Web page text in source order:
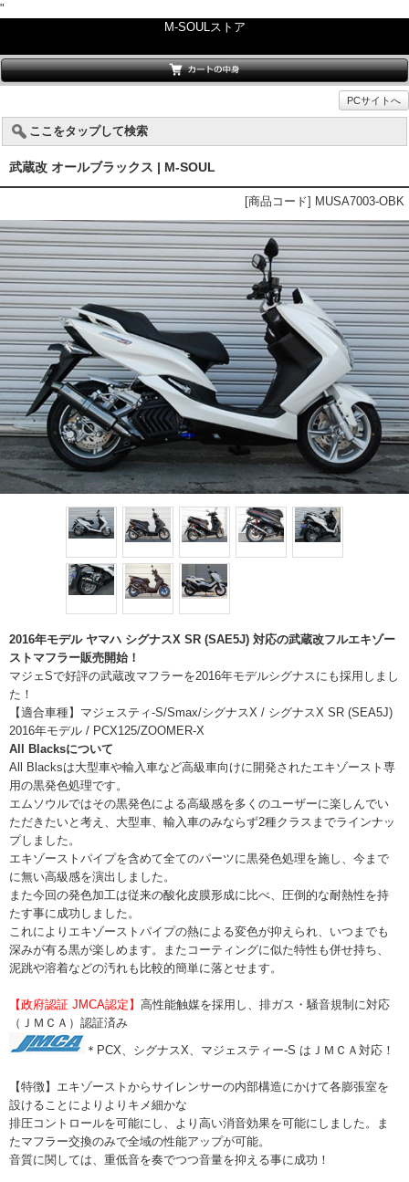
"
M-SOULストア
PCサイトへ
ここをタップして検索
武蔵改 オールブラックス | M-SOUL
[商品コード] MUSA7003-OBK
2016年モデル ヤマハ シグナスX SR (SAE5J) 対応の武蔵改フルエキゾー
ストマフラー販売開始！
マジェSで好評の武蔵改マフラーを2016年モデルシグナスにも採用しまし
た！
【適合車種】マジェスティ-S/Smax/シグナスX / シグナスX SR (SEA5J)
2016年モデル / PCX125/ZOOMER-X
All Blacksについて
All Blacksは大型車や輸入車など高級車向けに開発されたエキゾースト専
用の黒発色処理です。
エムソウルではその黒発色による高級感を多くのユーザーに楽しんでい
ただきたいと考え、大型車、輸入車のみならず2種クラスまでラインナッ
プしました。
エキゾーストパイプを含めて全てのパーツに黒発色処理を施し、今まで
に無い高級感を演出しました。
また今回の発色加工は従来の酸化皮膜形成に比べ、圧倒的な耐熱性を持
たす事に成功しました。
これによりエキゾーストパイプの熱による変色が抑えられ、いつまでも
深みが有る黒が楽しめます。またコーティングに似た特性も併せ持ち、
泥跳や溶着などの汚れも比較的簡単に落とせます。
【政府認証 JMCA認定】 高性能触媒を採用し、排ガス・騒音規制に対応
（ＪＭＣＡ）認証済み
＊PCX、シグナスX、マジェスティー-S はＪＭＣＡ対応！
【特徴】エキゾーストからサイレンサーの内部構造にかけて各膨張室を
設けることによりよりキメ細かな
排圧コントロールを可能にし、より高い消音効果を可能にしました。ま
たマフラー交換のみで全域の性能アップが可能。
音質に関しては、重低音を奏でつつ音量を抑える事に成功！